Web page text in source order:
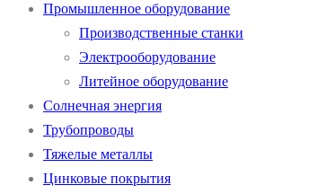
Промышленное оборудование
Производственные станки
Электрооборудование
Литейное оборудование
Солнечная энергия
Трубопроводы
Тяжелые металлы
Цинковые покрытия